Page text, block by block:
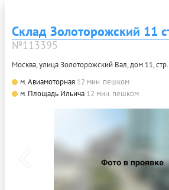
Склад Золоторожский 11
№113395
Москва, улица Золоторожский Вал, дом 11,
м. Авиамоторная 12 мин. пешком
м. Площадь Ильича 12 мин. пешком